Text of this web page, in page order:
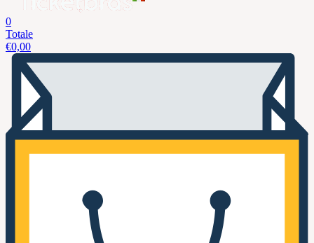
0
Totale
€0,00